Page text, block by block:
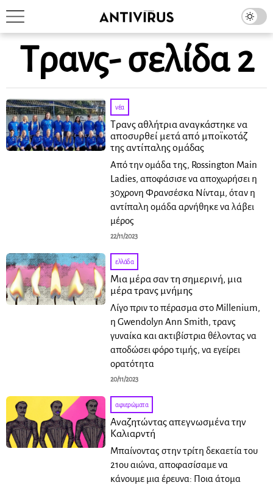
Τρανς- σελίδα 2
νέα
Τρανς αθλήτρια αναγκάστηκε να
αποσυρθεί μετά από μποϊκοτάζ
της αντίπαλης ομάδας
Από την ομάδα της, Rossington Main
Ladies, αποφάσισε να αποχωρήσει η
30χρονη Φρανσέσκα Νίνταμ, όταν η
αντίπαλη ομάδα αρνήθηκε να λάβει
μέρος
22/11/2023
ελλάδα
Μια μέρα σαν τη σημερινή, μια
μέρα τρανς μνήμης
Λίγο πριν το πέρασμα στο Millenium,
η Gwendolyn Ann Smith, τρανς
γυναίκα και ακτιβίστρια θέλοντας να
αποδώσει φόρο τιμής, να εγείρει
ορατότητα
20/11/2023
αφιερώματα
Αναζητώντας απεγνωσμένα την
Καλιαρντή
Μπαίνοντας στην τρίτη δεκαετία του
21ου αιώνα, αποφασίσαμε να
κάνουμε μια έρευνα: Ποια άτομα